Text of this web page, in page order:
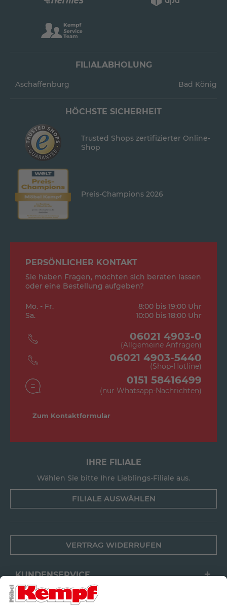
FILIALABHOLUNG
Aschaffenburg Bad König
HÖCHSTE SICHERHEIT
Trusted Shops zertifizierter Online-
Shop
Preis-Champions 2026
PERSÖNLICHER KONTAKT
Sie haben Fragen, möchten sich beraten lassen
oder eine Bestellung aufgeben?
Mo. - Fr.
8:00 bis 19:00 Uhr
Sa.
10:00 bis 18:00 Uhr
06021 4903-0
(Allgemeine Anfragen)
06021 4903-5440
(Shop-Hotline)
0151 58416499
(nur Whatsapp-Nachrichten)
Zum Kontaktformular
IHRE FILIALE
Wählen Sie bitte Ihre Lieblings-Filiale aus.
FILIALE AUSWÄHLEN
VERTRAG WIDERRUFEN
KUNDENSERVICE
FILIALEN